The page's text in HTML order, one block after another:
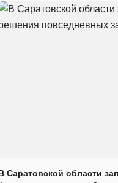
Саратовской области